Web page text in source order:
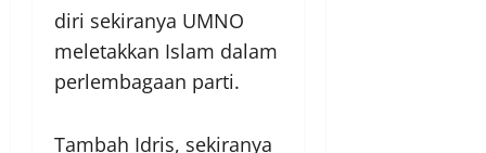
diri sekiranya UMNO
meletakkan Islam dalam
perlembagaan parti.
Tambah Idris, sekiranya